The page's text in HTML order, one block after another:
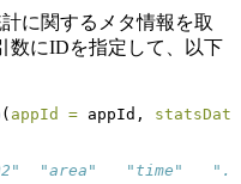
に関するメタ情報を取
数にIDを指定して、以下
( appId = appId,
"area"   "time"